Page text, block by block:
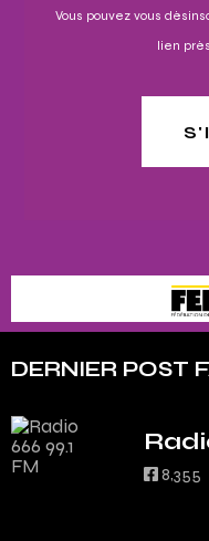
Vous pouvez vous
lien
DERNIER POST
8,355